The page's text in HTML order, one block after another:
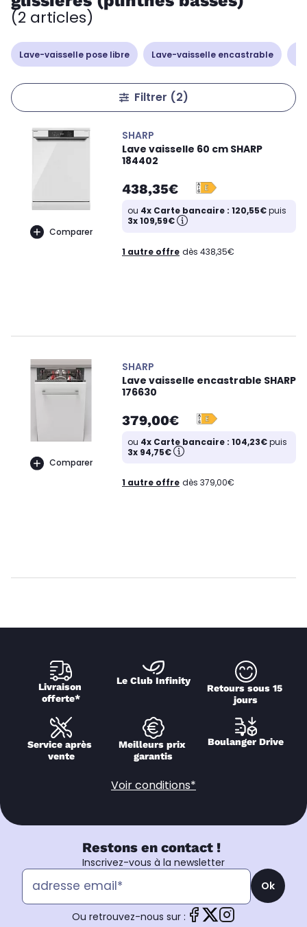
(2 articles)
Lave-vaisselle pose libre Lave-vaisselle encastrable
Filtrer (2)
Comparer
SHARP
Lave vaisselle 60 cm SHARP
184402
438,35€
ou 4x Carte bancaire : 120,55€puis
3x 109,59€
1 autre offre dès 438,35€
Comparer
SHARP
Lave vaisselle encastrable SHARP
176630
379,00€
ou 4x Carte bancaire : 104,23€puis
3x 94,75€
1 autre offre dès 379,00€
Livraison
offerte*
Le Club Infinity
Retours sous 15
jours
Service après
vente
Meilleurs prix
garantis
Boulanger Drive
Voir conditions*
Restons en contact !
Inscrivez-vous à la newsletter
Ok
Ou retrouvez-nous sur :